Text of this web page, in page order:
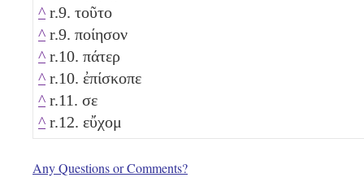
^ r.9. τοῦτο
^ r.9. ποίησον
^ r.10. πάτερ
^ r.10. ἐπίσκοπε
^ r.11. σε
^ r.12. εὔχομ
Any Questions or Comments?